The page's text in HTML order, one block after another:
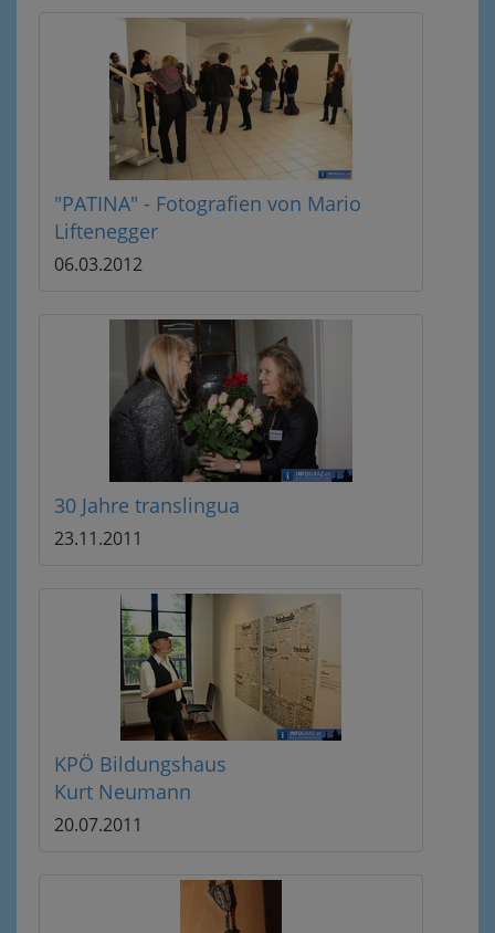
"PATINA" - Fotografien von Mario
Liftenegger
06.03.2012
30 Jahre translingua
23.11.2011
KPÖ Bildungshaus
Kurt Neumann
20.07.2011